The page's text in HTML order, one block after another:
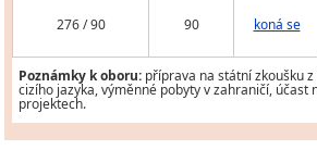
276 / 90 90 koná se
Poznámky k oboru: příprava na státní zkoušku
cizího jazyka, výměnné pobyty v zahraničí, účast
projektech.